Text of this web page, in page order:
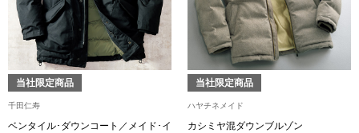
／チュニック
ダーウェア
クラッチバッグ
リュック･バッ
当社限定商品
千田仁寿
ベンタイル･ダウンコート／メイド･イ
当社限定商品
ハヤチネメイド
カシミヤ混ダウンブルゾン